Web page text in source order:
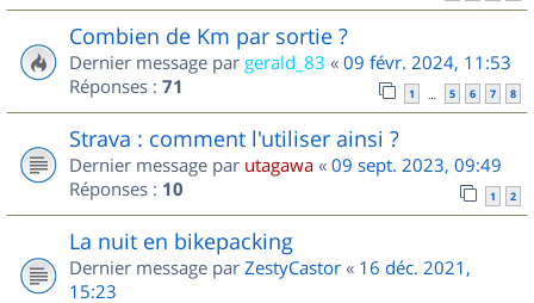
Combien de Km par sortie ?
Dernier message par gerald_83 « 09 févr. 2024, 11:53
Réponses : 71 1 … 5 6 7 8
Strava : comment l'utiliser ainsi ?
Dernier message par utagawa « 09 sept. 2023, 09:49
Réponses : 10 1 2
La nuit en bikepacking
Dernier message par ZestyCastor « 16 déc. 2021,
15:23